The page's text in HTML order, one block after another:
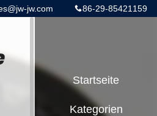
86-29-85421159
jw.com
Startseite
Kategorien